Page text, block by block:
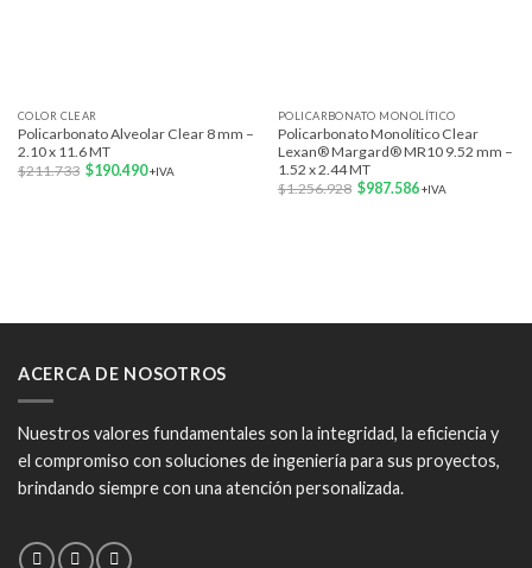
COLOR CLEAR
Policarbonato Alveolar Clear 8 mm –
2.10 x 11.6 MT
$211.733 El
$190.490El+IVA
POLICARBONATO MONOLÍTICO
Policarbonato Monolítico Clear
Lexan® Margard® MR10 9.52 mm –
1.52 x 2.44 MT
$1.256.928 El
$987.586El+IVA
ACERCA DE NOSOTROS
Nuestros valores fundamentales son la integridad, la eficiencia y
el compromiso con soluciones de ingeniería para sus proyectos,
brindando siempre con una atención personalizada.